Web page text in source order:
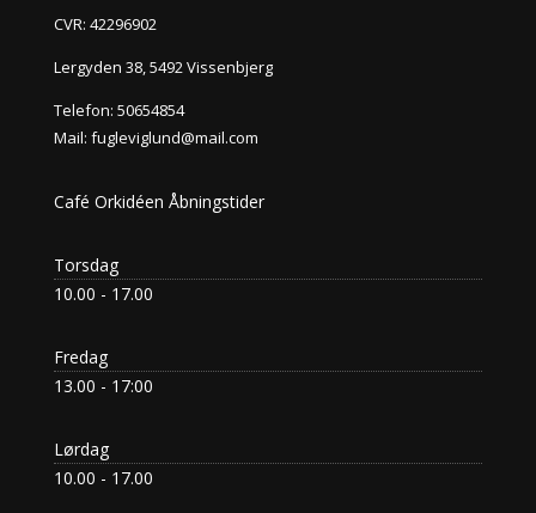
CVR: 42296902
Lergyden 38, 5492 Vissenbjerg
Telefon: 50654854
Mail: fugleviglund@mail.com
Café Orkidéen Åbningstider
Torsdag
10.00 - 17.00
Fredag
13.00 - 17:00
Lørdag
10.00 - 17.00